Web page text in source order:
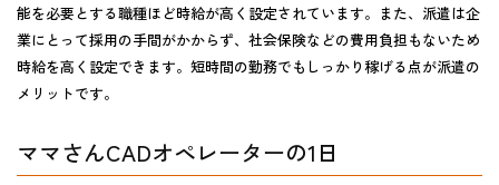
能を必要とする職種ほど時給が高く設定されています。また、派遣は企
業にとって採用の手間がかからず、社会保険などの費用負担もないため
時給を高く設定できます。短時間の勤務でもしっかり稼げる点が派遣の
メリットです。
ママさんCADオペレーターの1日